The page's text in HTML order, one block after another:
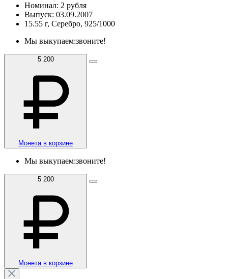
Номинал: 2 рубля
Выпуск: 03.09.2007
15.55 г, Серебро, 925/1000
Мы выкупаем:звоните!
5 200
Монета в корзине
Мы выкупаем:звоните!
5 200
Монета в корзине